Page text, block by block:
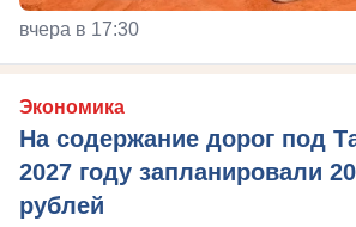
вчера в 17:30
Экономика
На содержание дорог под
2027 году запланировали
рублей